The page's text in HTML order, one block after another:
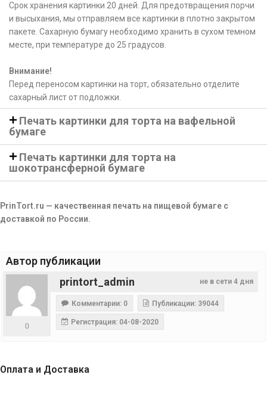
Срок хранения картинки 20 дней. Для предотвращения порчи
и высыхания, мы отправляем все картинки в плотно закрытом
пакете. Сахарную бумагу необходимо хранить в сухом темном
месте, при температуре до 25 градусов.
Внимание!
Перед переносом картинки на торт, обязательно отделите
сахарный лист от подложки.
Печать картинки для торта на вафельной
бумаге
Печать картинки для торта на
шокотрансферной бумаге
PrinTort.ru — качественная печать на пищевой бумаге с
доставкой по России.
Автор публикации
не в сети 4 дня
printort_admin
0
Комментарии: 0 Публикации: 39044
Регистрация: 04-08-2020
Оплата и Доставка